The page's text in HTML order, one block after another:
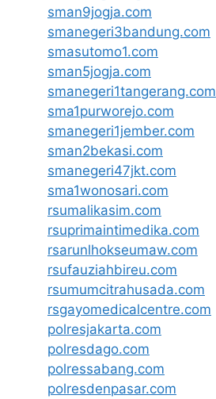
sman9jogja.com
smanegeri3bandung.com
smasutomo1.com
sman5jogja.com
smanegeri1tangerang.com
sma1purworejo.com
smanegeri1jember.com
sman2bekasi.com
smanegeri47jkt.com
sma1wonosari.com
rsumalikasim.com
rsuprimaintimedika.com
rsarunlhokseumaw.com
rsufauziahbireu.com
rsumumcitrahusada.com
rsgayomedicalcentre.com
polresjakarta.com
polresdago.com
polressabang.com
polresdenpasar.com